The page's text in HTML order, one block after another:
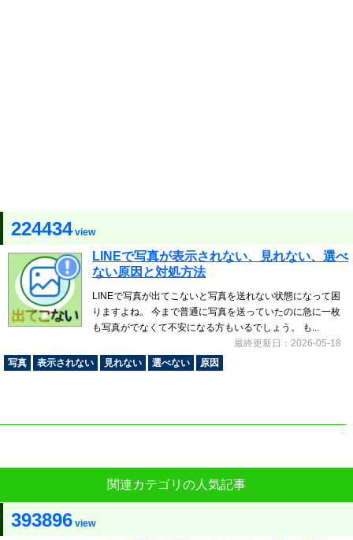
224434view
LINEで写真が表示されない、見れない、選べ
ない原因と対処方法
LINEで写真が出てこないと写真を送れない状態になって困
りますよね。 今まで普通に写真を送っていたのに急に一枚
も写真がでなくて不安になる方もいるでしょう。 も...
最終更新日：2026-05-18
写真
表示されない 見れない 選べない 原因
関連カテゴリの人気記事
393896 view